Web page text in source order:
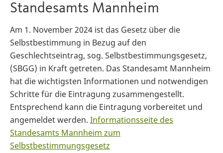
Standesamts Mannheim
Am 1. November 2024 ist das Gesetz über die
Selbstbestimmung in Bezug auf den
Geschlechtseintrag, sog. Selbstbestimmungsgesetz,
(SBGG) in Kraft getreten. Das Standesamt Mannheim
hat die wichtigsten Informationen und notwendigen
Schritte für die Eintragung zusammengestellt.
Entsprechend kann die Eintragung vorbereitet und
angemeldet werden. Informationsseite des
Standesamts Mannheim zum
Selbstbestimmungsgesetz